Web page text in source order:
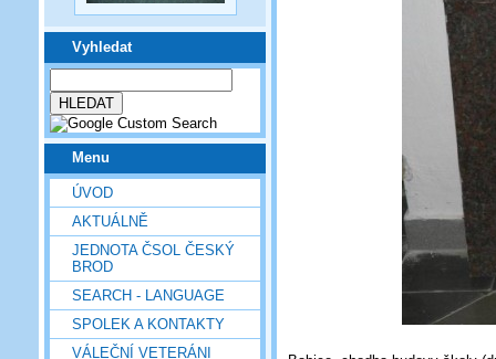
Vyhledat
Menu
ÚVOD
AKTUÁLNĚ
JEDNOTA ČSOL ČESKÝ
BROD
SEARCH - LANGUAGE
SPOLEK A KONTAKTY
VÁLEČNÍ VETERÁNI